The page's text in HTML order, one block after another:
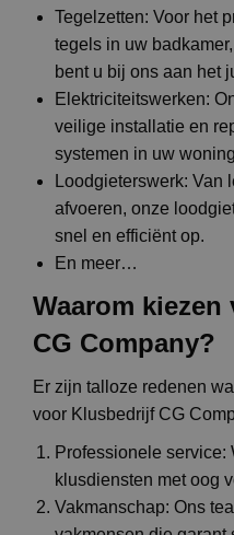
Tegelzetten: Voor het
tegels in uw
bent u bij ons aan het
Elektriciteitswerken:
veilige installatie en
systemen in uw
Loodgieterswerk: Van
afvoeren, onze
snel en efficiënt op.
En meer…
Waarom
CG Company?
Er zijn talloze redenen
voor Klusbedrijf CG
Professionele
klusdiensten met oog
Vakmanschap: Ons